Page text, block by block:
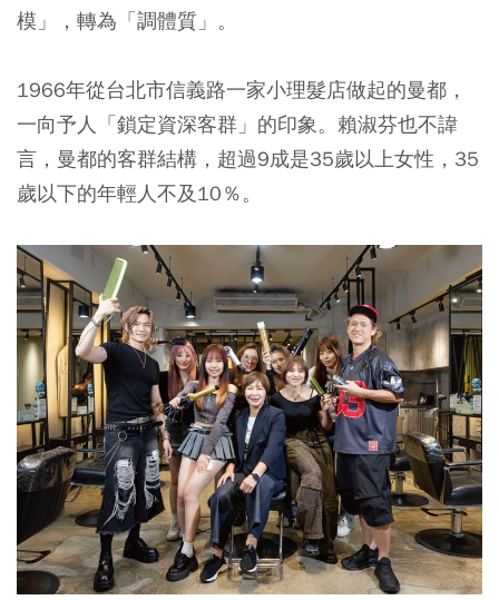
模」，轉為「調體質」。
1966年從台北市信義路一家小理髮店做起的曼都，
一向予人「鎖定資深客群」的印象。賴淑芬也不諱
言，曼都的客群結構，超過9成是35歲以上女性，35
歲以下的年輕人不及10％。